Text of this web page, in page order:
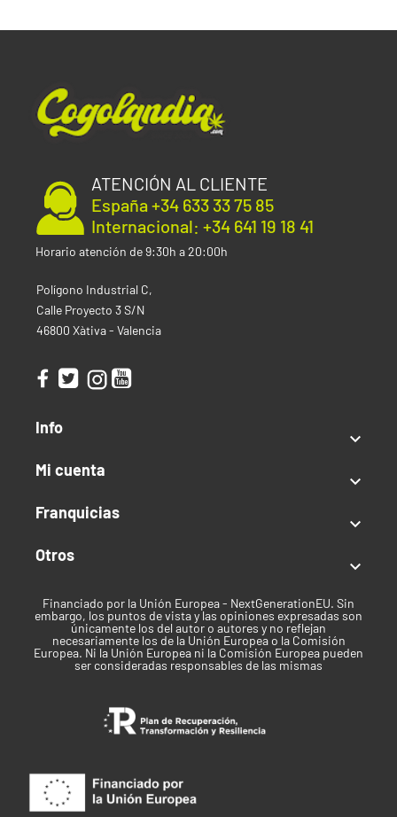
ATENCIÓN AL CLIENTE
España +34 633 33 75 85
Internacional: +34 641 19 18 41
Horario atención de 9:30h a 20:00h
Polígono Industrial C,
Calle Proyecto 3 S/N
46800 Xàtiva - Valencia
Info

Mi cuenta

Franquicias

Otros

Financiado por la Unión Europea - NextGenerationEU. Sin
embargo, los puntos de vista y las opiniones expresadas son
únicamente los del autor o autores y no reflejan
necesariamente los de la Unión Europea o la Comisión
Europea. Ni la Unión Europea ni la Comisión Europea pueden
ser consideradas responsables de las mismas